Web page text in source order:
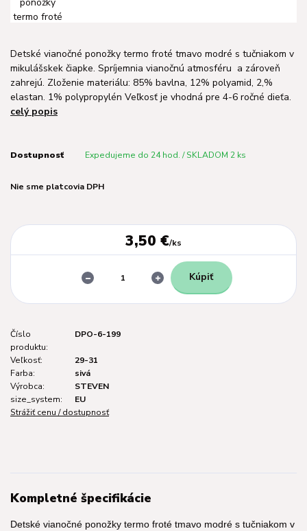
Detské vianočné ponožky termo froté tmavo modré s tučniakom v
mikulášskek čiapke. Spríjemnia vianočnú atmosféru a zároveň
zahrejú. Zloženie materiálu: 85% bavlna, 12% polyamid, 2,%
elastan. 1% polypropylén Veľkosť je vhodná pre 4-6 ročné dieťa.
celý popis
Dostupnosť Expedujeme do 24 hod. / SKLADOM 2 ks
Nie sme platcovia DPH
3,50 €/ks
Kúpiť
Číslo
produktu:
DPO-6-199
Veľkosť:
29-31
Farba:
sivá
Výrobca:
STEVEN
size_system:
EU
Strážiť cenu / dostupnosť
Kompletné špecifikácie
Detské vianočné ponožky termo froté tmavo modré s tučniakom v